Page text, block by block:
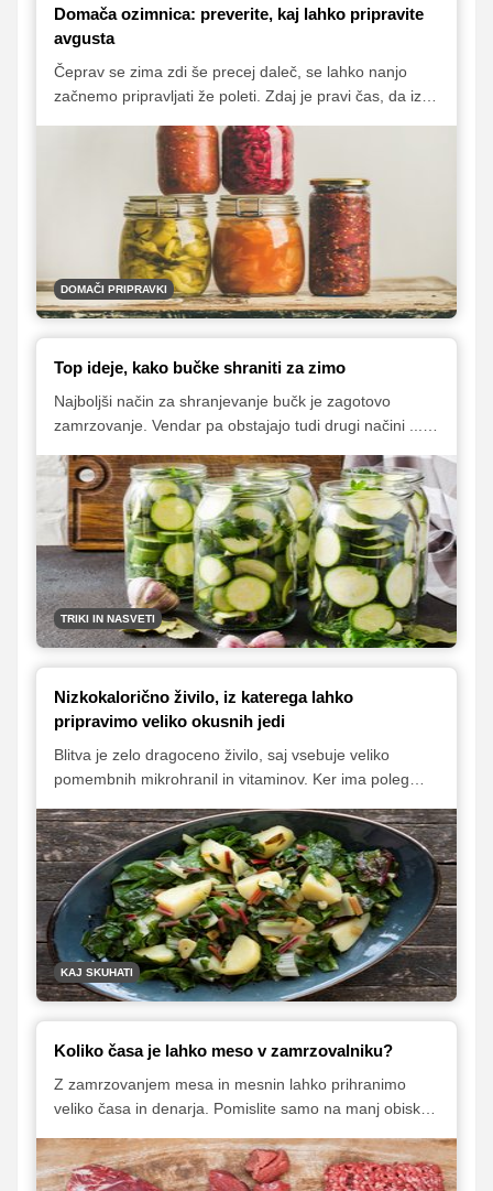
Domača ozimnica: preverite, kaj lahko pripravite
avgusta
Čeprav se zima zdi še precej daleč, se lahko nanjo
začnemo pripravljati že poleti. Zdaj je pravi čas, da iz
kozarčkov ozimnice in tako poskrbimo, da bodo naši
jedilniki tudi pozimi dovolj pestri ter polni domačih
dobrot z vrta. Ponujamo vam nekaj odličnih receptov.
DOMAČI PRIPRAVKI
Top ideje, kako bučke shraniti za zimo
Najboljši način za shranjevanje bučk je zagotovo
zamrzovanje. Vendar pa obstajajo tudi drugi načini ...
v njih uživate tudi dolgo po tem, ko jih bo na vašem
vrtu zmanjkalo.
TRIKI IN NASVETI
Nizkokalorično živilo, iz katerega lahko
pripravimo veliko okusnih jedi
Blitva je zelo dragoceno živilo, saj vsebuje veliko
pomembnih mikrohranil in vitaminov. Ker ima poleg
živilo, ki ga lahko na številne načine uporabimo v
kulinariki. Iz nje lahko pripravimo okusne juhe, priloge,
prikuhe in tudi glavne jedi.
KAJ SKUHATI
Koliko časa je lahko meso v zamrzovalniku?
Z zamrzovanjem mesa in mesnin lahko prihranimo
veliko časa in denarja. Pomislite samo na manj obiskov
ali večjih količin kvalitetnejšega mesa in mesnin pri
bližnjem kmetu. Preberite več o pravilnem postopku